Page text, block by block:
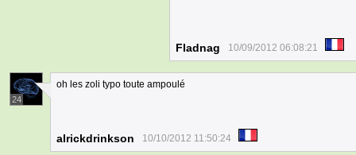
Fladnag 10/09/2012 06:08:21
24
oh les zoli typo toute ampoulé
alrickdrinkson 10/10/2012 11:50:24